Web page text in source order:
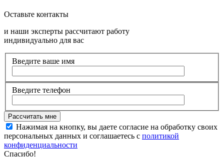
Оставьте контакты
и наши эксперты рассчитают работу
индивидуально для вас
Введите ваше имя
Введите телефон
Нажимая на кнопку, вы даете согласие на обработку своих
персональных данных и соглашаетесь с политикой
конфиденциальности
Спасибо!